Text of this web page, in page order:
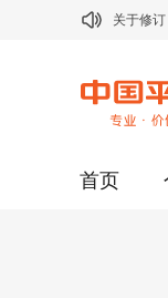
关于修
关于
关于加
关于进
首页